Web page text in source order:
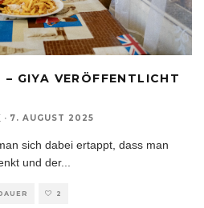
GIYA VERÖFFENTLICHT
· 7. AUGUST 2025
sich dabei ertappt, dass man
und der...
2